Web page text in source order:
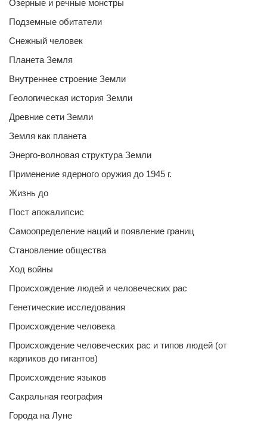
Озерные и речные монстры
Подземные обитатели
Снежный человек
Планета Земля
Внутреннее строение Земли
Геологическая история Земли
Древние сети Земли
Земля как планета
Энерго-волновая структура Земли
Применение ядерного оружия до 1945 г.
Жизнь до
Пост апокалипсис
Самоопределение наций и появление границ
Становление общества
Ход войны
Происхождение людей и человеческих рас
Генетические исследования
Происхождение человека
Происхождение человеческих рас и типов людей (от
карликов до гигантов)
Происхождение языков
Сакральная география
Города на Луне